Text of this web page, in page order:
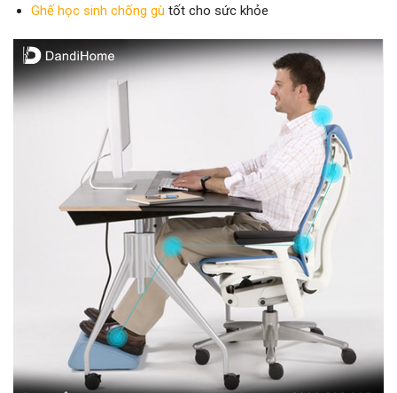
Ghế học sinh chống gù tốt cho sức khỏe